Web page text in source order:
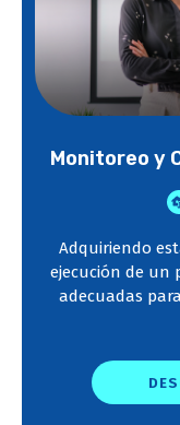
Monitoreo y
Adquiriendo
ejecución de un
adecuadas